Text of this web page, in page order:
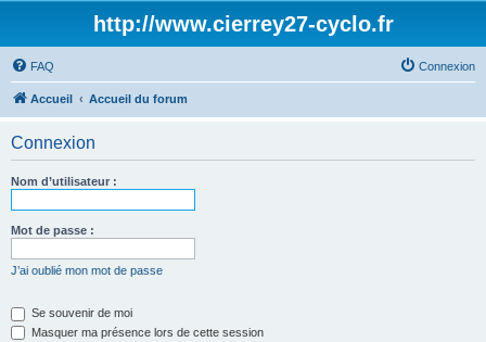
http://www.cierrey27-cyclo.fr
FAQ Connexion
Accueil Accueil du forum
Connexion
Nom d’utilisateur :
Mot de passe :
J’ai oublié mon mot de passe
Se souvenir de moi
Masquer ma présence lors de cette session